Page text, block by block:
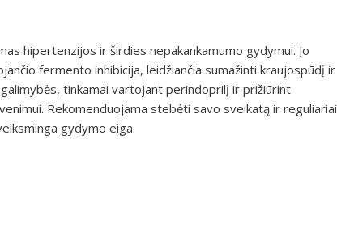
hipertenzijos ir širdies nepakankamumo gydymui. Jo
fermento inhibicija, leidžiančia sumažinti kraujospūdį ir
tinkamai vartojant perindoprilį ir prižiūrint
Rekomenduojama stebėti savo sveikatą ir reguliariai
gydymo eiga.